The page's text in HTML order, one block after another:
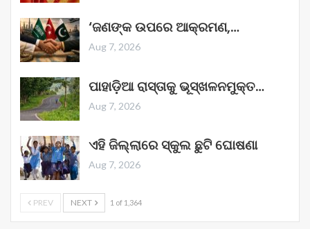
‘ଜଣଙ୍କ ଉପରେ ଆକ୍ରମଣ,…
Aug 7, 2026
ପାହାଡ଼ିଆ ରାସ୍ତାକୁ ଭୂସ୍ଖଳନମୁକ୍ତ…
Aug 7, 2026
ଏହି ଜିଲ୍ଲାରେ ସ୍କୁଲ ଛୁଟି ଘୋଷଣା
Aug 7, 2026
PREV NEXT 1 of 1,364